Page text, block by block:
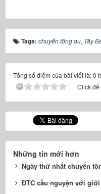
Tags: chuyến tông du, Tây
Tổng số điểm của bài viết là: 0
Click
Những tin mới hơn
Ngày thứ nhất chuyến
ĐTC cầu nguyện với giới